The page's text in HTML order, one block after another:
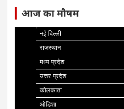
आज का मौषम
नई दिल्ली
राजस्थान
मध्य प्रदेश
उत्तर प्रदेश
कोलकाता
ओडिशा